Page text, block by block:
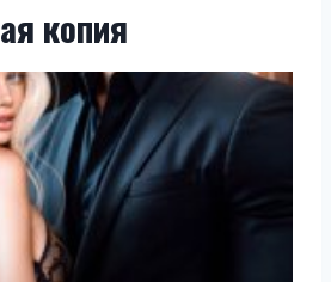
копия